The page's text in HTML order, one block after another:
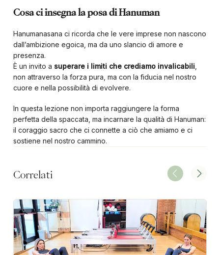
Cosa ci insegna la posa di Hanuman
Hanumanasana ci ricorda che le vere imprese non nascono
dall’ambizione egoica, ma da uno slancio di amore e
presenza.
È un invito a superare i limiti che crediamo invalicabili
non attraverso la forza pura, ma con la fiducia nel nostro
cuore e nella possibilità di evolvere.
In questa lezione non importa raggiungere la forma
perfetta della spaccata, ma incarnare la qualità di Hanuman:
il coraggio sacro che ci connette a ciò che amiamo e ci
sostiene nel nostro cammino.
Correlati